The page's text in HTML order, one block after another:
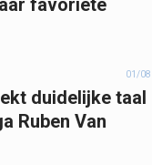
favoriete
01/08
duidelijke taal
Ruben Van